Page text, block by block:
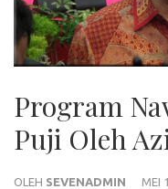
Program
Puji Oleh
OLEH SEVENADMIN MEI